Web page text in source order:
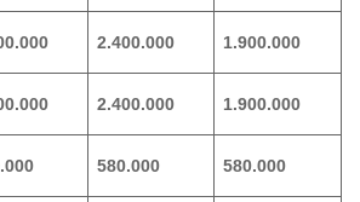
2.400.000 1.900.000
2.400.000 1.900.000
580.000 580.000